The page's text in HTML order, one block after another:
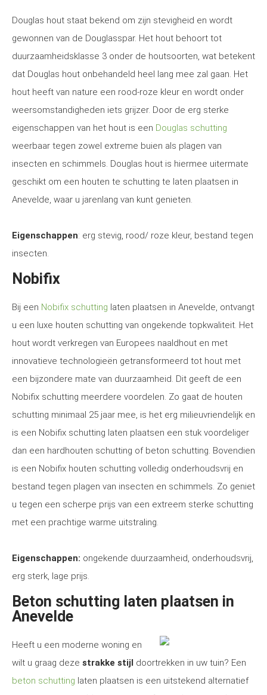
Douglas hout staat bekend om zijn stevigheid en wordt
gewonnen van de Douglasspar. Het hout behoort tot
duurzaamheidsklasse 3 onder de houtsoorten, wat betekent
dat Douglas hout onbehandeld heel lang mee zal gaan. Het
hout heeft van nature een rood-roze kleur en wordt onder
weersomstandigheden iets grijzer. Door de erg sterke
eigenschappen van het hout is een Douglas schutting
weerbaar tegen zowel extreme buien als plagen van
insecten en schimmels. Douglas hout is hiermee uitermate
geschikt om een houten te schutting te laten plaatsen in
Anevelde, waar u jarenlang van kunt genieten.
Eigenschappen: erg stevig, rood/ roze kleur, bestand tegen
insecten.
Nobifix
Bij een Nobifix schutting laten plaatsen in Anevelde, ontvangt
u een luxe houten schutting van ongekende topkwaliteit. Het
hout wordt verkregen van Europees naaldhout en met
innovatieve technologieën getransformeerd tot hout met
een bijzondere mate van duurzaamheid. Dit geeft de een
Nobifix schutting meerdere voordelen. Zo gaat de houten
schutting minimaal 25 jaar mee, is het erg milieuvriendelijk en
is een Nobifix schutting laten plaatsen een stuk voordeliger
dan een hardhouten schutting of beton schutting. Bovendien
is een Nobifix houten schutting volledig onderhoudsvrij en
bestand tegen plagen van insecten en schimmels. Zo geniet
u tegen een scherpe prijs van een extreem sterke schutting
met een prachtige warme uitstraling.
Eigenschappen: ongekende duurzaamheid, onderhoudsvrij,
erg sterk, lage prijs.
Beton schutting laten plaatsen in
Anevelde
Heeft u een moderne woning en
wilt u graag deze strakke stijl doortrekken in uw tuin? Een
beton schutting laten plaatsen is een uitstekend alternatief